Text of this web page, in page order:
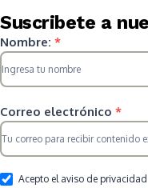
Suscribete a
Suscripcion
HS
2025
Nombre: *
Correo electrónico *
Acepto el aviso de privacidad